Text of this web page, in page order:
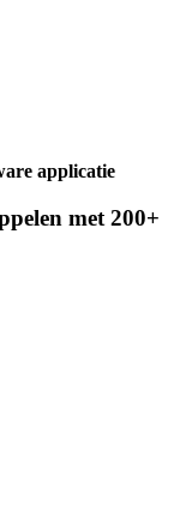
applicatie
met 200+